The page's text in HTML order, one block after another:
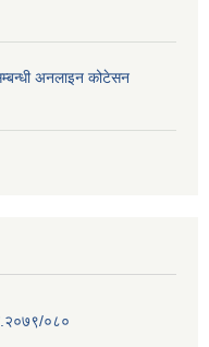
अनलाइन कोटेसन
०८०